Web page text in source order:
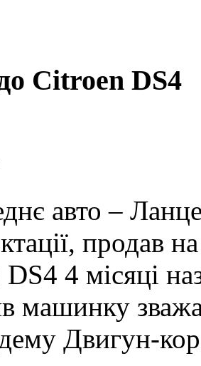
Citroen DS4
авто –
продав
4 місяці
машинку
Двигун-